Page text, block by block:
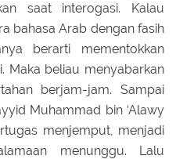
saat interogasi. Kalau
bahasa Arab dengan fasih
berarti mementokkan
Maka beliau menyabarkan
berjam-jam. Sampai
Muhammad bin ‘Alawy
menjemput, menjadi
menunggu. Lalu